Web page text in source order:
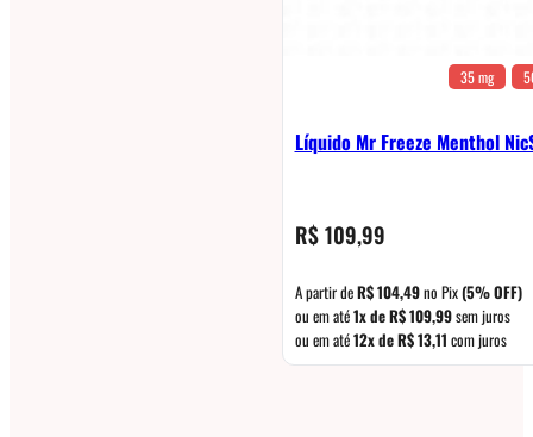
35 mg
Líquido Mr Freeze Menthol
R$109,99
A partir deR$104,49no Pix(5% OFF)
ou em até1x deR$109,99sem juros
ou em até12x deR$13,11 com juros